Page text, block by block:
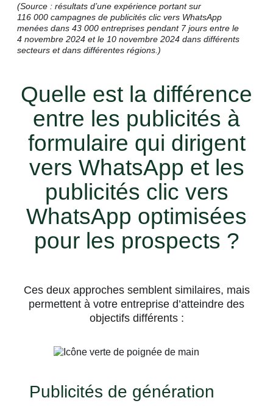
(Source : résultats d’une expérience portant sur
116 000 campagnes de publicités clic vers WhatsApp
menées dans 43 000 entreprises pendant 7 jours entre le
4 novembre 2024 et le 10 novembre 2024 dans différents
secteurs et dans différentes régions.)
Quelle est la différence
entre les publicités à
formulaire qui dirigent
vers WhatsApp et les
publicités clic vers
WhatsApp optimisées
pour les prospects ?
Ces deux approches semblent similaires, mais
permettent à votre entreprise d’atteindre des
objectifs différents :
Publicités de génération